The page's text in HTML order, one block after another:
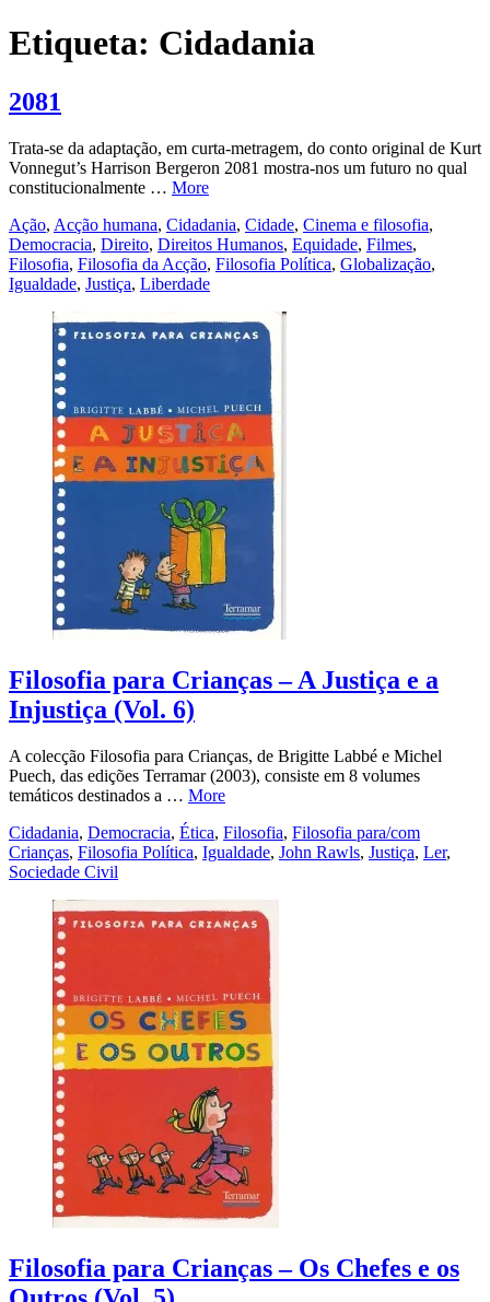
Etiqueta: Cidadania
2081
Trata-se da adaptação, em curta-metragem, do conto original de Kurt
Vonnegut’s Harrison Bergeron 2081 mostra-nos um futuro no qual
constitucionalmente … More
Ação, Acção humana, Cidadania, Cidade, Cinema e filosofia,
Democracia, Direito, Direitos Humanos, Equidade, Filmes,
Filosofia, Filosofia da Acção, Filosofia Política, Globalização,
Igualdade, Justiça, Liberdade
Filosofia para Crianças – A Justiça e a
Injustiça (Vol. 6)
A colecção Filosofia para Crianças, de Brigitte Labbé e Michel
Puech, das edições Terramar (2003), consiste em 8 volumes
temáticos destinados a … More
Cidadania, Democracia, Ética, Filosofia, Filosofia para/com
Crianças, Filosofia Política, Igualdade, John Rawls, Justiça, Ler,
Sociedade Civil
Filosofia para Crianças – Os Chefes e os